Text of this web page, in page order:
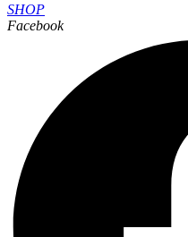
SHOP
Facebook